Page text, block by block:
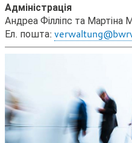
Адміністрація
Андреа Філліпс та
Ел. пошта: